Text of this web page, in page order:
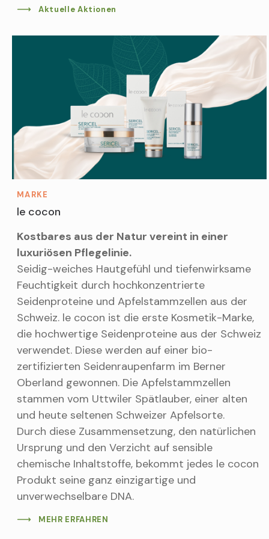
Aktuelle Aktionen
MARKE
le cocon
Kostbares aus der Natur vereint in einer
luxuriösen Pflegelinie.
Seidig-weiches Hautgefühl und tiefenwirksame
Feuchtigkeit durch hochkonzentrierte
Seidenproteine und Apfelstammzellen aus der
Schweiz. le cocon ist die erste Kosmetik-Marke,
die hochwertige Seidenproteine aus der Schweiz
verwendet. Diese werden auf einer bio-
zertifizierten Seidenraupenfarm im Berner
Oberland gewonnen. Die Apfelstammzellen
stammen vom Uttwiler Spätlauber, einer alten
und heute seltenen Schweizer Apfelsorte.
Durch diese Zusammensetzung, den natürlichen
Ursprung und den Verzicht auf sensible
chemische Inhaltstoffe, bekommt jedes le cocon
Produkt seine ganz einzigartige und
unverwechselbare DNA.
MEHR ERFAHREN